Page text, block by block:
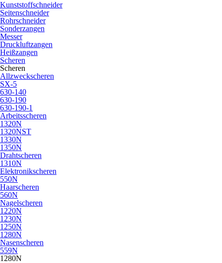
Kunststoffschneider
Seitenschneider
Rohrschneider
Sonderzangen
Messer
Druckluftzangen
Heißzangen
Scheren
Scheren
Allzweckscheren
SX-5
630-140
630-190
630-190-1
Arbeitsscheren
1320N
1320NST
1330N
1350N
Drahtscheren
1310N
Elektronikscheren
550N
Haarscheren
560N
Nagelscheren
1220N
1230N
1250N
1280N
Nasenscheren
559N
1280N